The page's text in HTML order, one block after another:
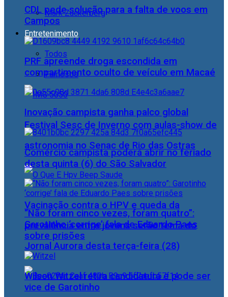
Mark Zuckerberg
Entretenimento
Todos
Famosos
Festival Sesc de Inverno com aulas-show de
astronomia no Senac de Rio das Ostras
Vacinação contra o HPV e queda da
prevalência entre jovens serão tema do
Jornal Aurora desta terça-feira (28)
CDL pede solução para a falta de voos em
Campos
PRF apreende droga escondida em
compartimento oculto de veículo em Macaé
Inovação campista ganha palco global
Comércio campista poderá abrir no feriado
desta quinta (6) do São Salvador
“Não foram cinco vezes, foram quatro”:
Garotinho ‘corrige’ fala de Eduardo Paes
sobre prisões
Wilson Witzel retira candidatura e pode ser
vice de Garotinho